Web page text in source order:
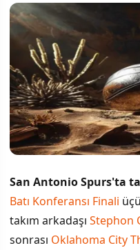
San Antonio Spurs'ta
Batı Konferansı Finali
takım arkadaşı Stephon
sonrası Oklahoma City